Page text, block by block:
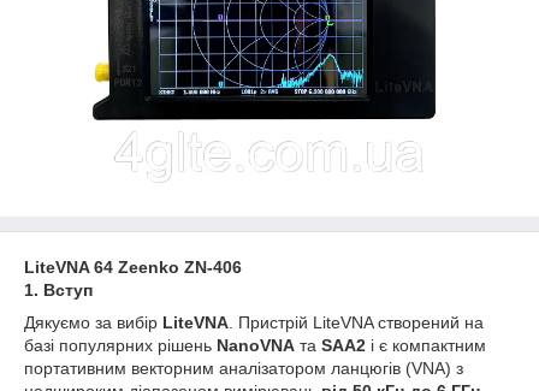
LiteVNA 64 Zeenko ZN-406
1. Вступ
Дякуємо за вибір LiteVNA . Пристрій LiteVNA створений на
базі популярних рішень NanoVNA та SAA2 і є компактним
портативним векторним аналізатором ланцюгів (VNA) з